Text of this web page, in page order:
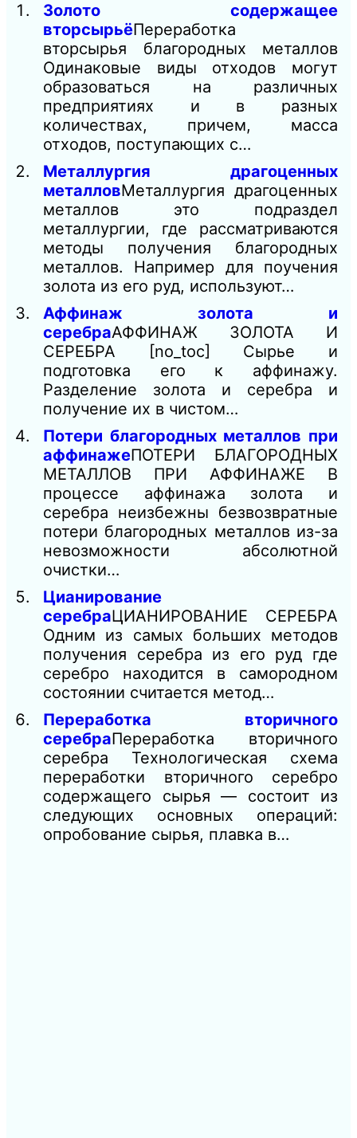
Золото содержащее
вторсырьёПереработка
вторсырья благородных металлов
Одинаковые виды отходов могут
образоваться на различных
предприятиях и в разных
количествах, причем, масса
отходов, поступающих с…
Металлургия драгоценных
металловМеталлургия драгоценных
металлов это подраздел
металлургии, где рассматриваются
методы получения благородных
металлов. Например для поучения
золота из его руд, используют…
Аффинаж золота и
серебраАФФИНАЖ ЗОЛОТА И
СЕРЕБРА [no_toc] Сырье и
подготовка его к аффинажу.
Разделение золота и серебра и
получение их в чистом…
Потери благородных металлов при
аффинажеПОТЕРИ БЛАГОРОДНЫХ
МЕТАЛЛОВ ПРИ АФФИНАЖЕ В
процессе аффинажа золота и
серебра неизбежны безвозвратные
потери благородных металлов из-за
невозможности абсолютной
очистки…
Цианирование
серебраЦИАНИРОВАНИЕ СЕРЕБРА
Одним из самых больших методов
получения серебра из его руд где
серебро находится в самородном
состоянии считается метод…
Переработка вторичного
серебраПереработка вторичного
серебра Технологическая схема
переработки вторичного серебро
содержащего сырья — состоит из
следующих основных операций:
опробование сырья, плавка в…